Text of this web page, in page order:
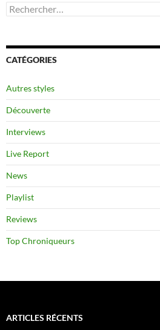
Rechercher :
CATÉGORIES
Autres styles
Découverte
Interviews
Live Report
News
Playlist
Reviews
Top Chroniqueurs
ARTICLES RÉCENTS